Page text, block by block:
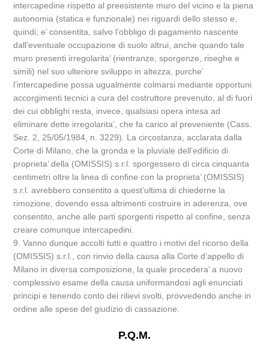
intercapedine rispetto al preesistente muro del vicino e la piena
autonomia (statica e funzionale) nei riguardi dello stesso e,
quindi, e’ consentita, salvo l’obbligo di pagamento nascente
dall’eventuale occupazione di suolo altrui, anche quando tale
muro presenti irregolarita’ (rientranze, sporgenze, riseghe e
simili) nel suo ulteriore sviluppo in altezza, purche’
l’intercapedine possa ugualmente colmarsi mediante opportuni
accorgimenti tecnici a cura del costruttore prevenuto, al di fuori
dei cui obblighi resta, invece, qualsiasi opera intesa ad
eliminare dette irregolarita’, che fa carico al preveniente (Cass.
Sez. 2, 25/05/1984, n. 3229). La circostanza, acclarata dalla
Corte di Milano, che la gronda e la pluviale dell’edificio di
proprieta’ della (OMISSIS) s.r.l. sporgessero di circa cinquanta
centimetri oltre la linea di confine con la proprieta’ (OMISSIS)
s.r.l. avrebbero consentito a quest’ultima di chiederne la
rimozione, dovendo essa altrimenti costruire in aderenza, ove
consentito, anche alle parti sporgenti rispetto al confine, senza
creare comunque intercapedini.
9. Vanno dunque accolti tutti e quattro i motivi del ricorso della
(OMISSIS) s.r.l., con rinvio della causa alla Corte d’appello di
Milano in diversa composizione, la quale procedera’ a nuovo
complessivo esame della causa uniformandosi agli enunciati
principi e tenendo conto dei rilievi svolti, provvedendo anche in
ordine alle spese del giudizio di cassazione.
P.Q.M.